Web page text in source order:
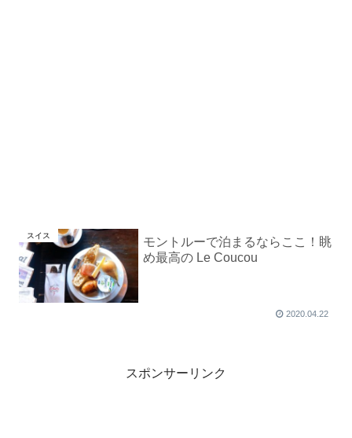
スイス
モントルーで泊まるならここ！眺
め最高の Le Coucou
2020.04.22
スポンサーリンク